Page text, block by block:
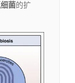
菌的扩